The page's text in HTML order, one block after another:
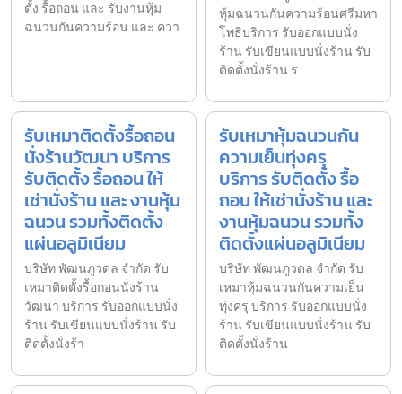
ตั้ง รื้อถอน และ รับงานหุ้ม
ฉนวนกันความร้อน และ ควา
หุ้มฉนวนกันความร้อนศรีมหา
โพธิบริการ รับออกแบบนั่ง
ร้าน รับเขียนแบบนั่งร้าน รับ
ติดตั้งนั่งร้าน ร
รับเหมาติดตั้งรื้อถอน
นั่งร้านวัฒนา บริการ
รับติดตั้ง รื้อถอน ให้
เช่านั่งร้าน และ งานหุ้ม
ฉนวน รวมทั้งติดตั้ง
แผ่นอลูมิเนียม
บริษัท พัฒนภูวดล จำกัด รับ
เหมาติดตั้งรื้อถอนนั่งร้าน
วัฒนา บริการ รับออกแบบนั่ง
ร้าน รับเขียนแบบนั่งร้าน รับ
ติดตั้งนั่งร้า
รับเหมาหุ้มฉนวนกัน
ความเย็นทุ่งครุ
บริการ รับติดตั้ง รื้อ
ถอน ให้เช่านั่งร้าน และ
งานหุ้มฉนวน รวมทั้ง
ติดตั้งแผ่นอลูมิเนียม
บริษัท พัฒนภูวดล จำกัด รับ
เหมาหุ้มฉนวนกันความเย็น
ทุ่งครุ บริการ รับออกแบบนั่ง
ร้าน รับเขียนแบบนั่งร้าน รับ
ติดตั้งนั่งร้าน